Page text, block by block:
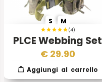
(4)
PLCE Webbing Set
DPM
S M
€ 29.90